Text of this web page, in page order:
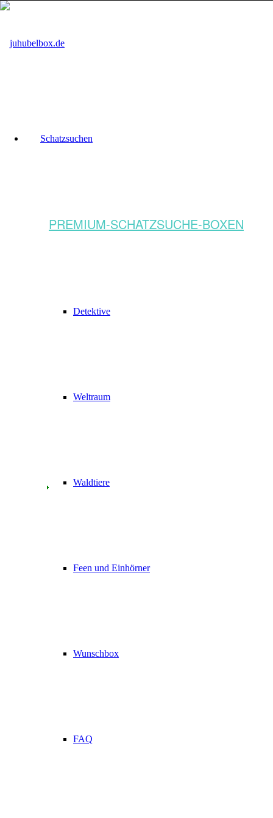
Schatzsuchen
PREMIUM-SCHATZSUCHE-BOXEN
Detektive
Weltraum
Waldtiere
Feen und Einhörner
Wunschbox
FAQ